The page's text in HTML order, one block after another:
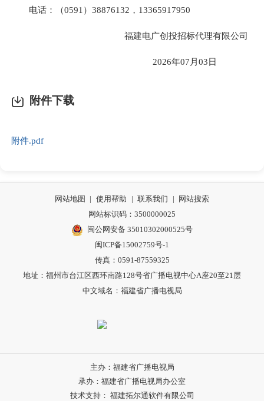
电话： （0591）38876132，13365917950
福建电广创投招标代理有限公司
2026年07月03日
附件下载
附件.pdf
网站地图 | 使用帮助 | 联系我们 |
网站搜索
网站标识码：3500000025
闽公网安备 35010302000525号
闽ICP备15002759号-1
传真：0591-87559325
地址：福州市台江区西环南路128号省广播电视中心A座20至21层
中文域名：福建省广播电视局
主办：福建省广播电视局
承办：福建省广播电视局办公室
技术支持： 福建拓尔通软件有限公司